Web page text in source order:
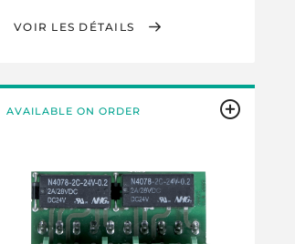
VOIR LES DÉTAILS
AVAILABLE ON ORDER